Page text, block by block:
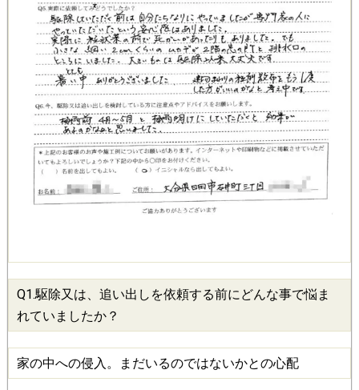
Q1.駆除又は、追い出しを依頼する前にどんな事で悩ま
れていましたか？
家の中への侵入。まだいるのではないかとの心配